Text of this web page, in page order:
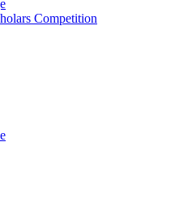
Competition